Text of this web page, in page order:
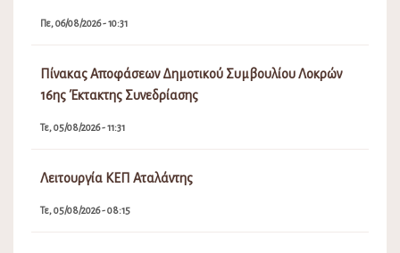
Πε, 06/08/2026 - 10:31
Πίνακας Αποφάσεων Δημοτικού Συμβουλίου Λοκρών
16ης Έκτακτης Συνεδρίασης
Τε, 05/08/2026 - 11:31
Λειτουργία ΚΕΠ Αταλάντης
Τε, 05/08/2026 - 08:15